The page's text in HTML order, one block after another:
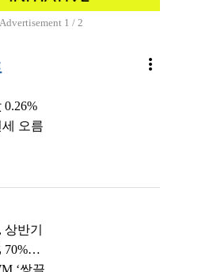
Advertisement 1 / 2
more_vert
오름
반기
70%…
‘쌍끌